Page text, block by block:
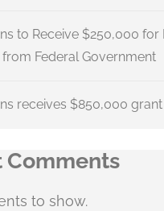
to Receive $250,000 for
Federal Government
receives $850,000
Comments
to show.